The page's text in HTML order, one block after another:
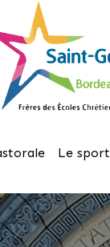
Le sport